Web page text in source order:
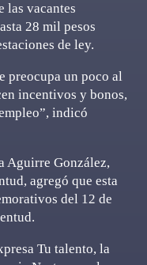
las vacantes
28 mil pesos
de ley.
preocupa un poco al
incentivos y bonos,
indicó
Aguirre González,
agregó que esta
del 12 de
Tu talento, la